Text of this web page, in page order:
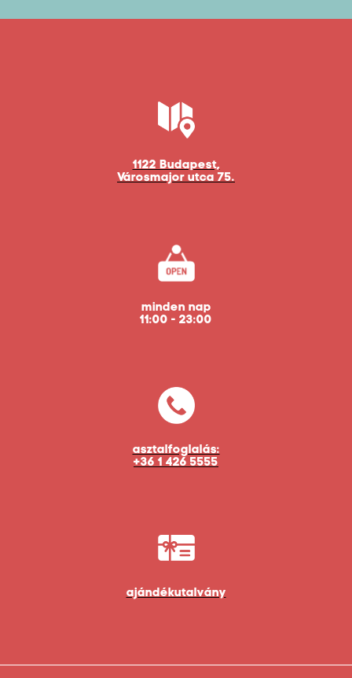
1122 Budapest,
Városmajor utca 75.
minden nap
11:00 - 23:00
asztalfoglalás:
+36 1 426 5555
ajándékutalvány